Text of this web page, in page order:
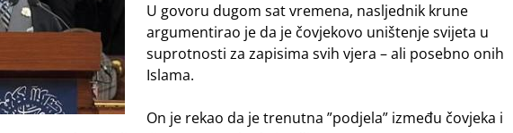
U govoru dugom sat vremena, nasljednik krune
argumentirao je da je čovjekovo uništenje svijeta u
suprotnosti za zapisima svih vjera – ali posebno onih
Islama.
On je rekao da je trenutna ”podjela” između čovjeka i